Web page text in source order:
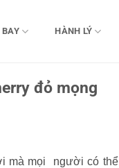
BAY HÀNH LÝ
đỏ mọng
mà mọi người có thể